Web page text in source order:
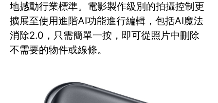
地撼動行業標準。電影製作級別的拍攝控制更
擴展至使用進階AI功能進行編輯，包括AI魔法
消除2.0，只需簡單一按，即可從照片中刪除
不需要的物件或線條。